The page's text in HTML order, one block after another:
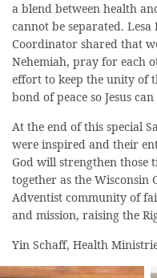
a blend between health
cannot be separated.
Coordinator shared that
Nehemiah, pray for each
effort to keep the unity of
bond of peace so Jesus can
At the end of this special
were inspired and their
God will strengthen those
together as the Wisconsin
Adventist community of
and mission, raising the
Yin Schaff, Health